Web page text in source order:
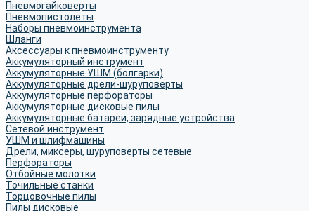
Пневмогайковерты
Пневмопистолеты
Наборы пневмоинструмента
Шланги
Аксессуары к пневмоинструменту
Аккумуляторный инструмент
Аккумуляторные УШМ (болгарки)
Аккумуляторные дрели-шуруповерты
Аккумуляторные перфораторы
Аккумуляторные дисковые пилы
Аккумуляторные батареи, зарядные устройства
Сетевой инструмент
УШМ и шлифмашины
Дрели, миксеры, шуруповерты сетевые
Перфораторы
Отбойные молотки
Точильные станки
Торцовочные пилы
Пилы дисковые